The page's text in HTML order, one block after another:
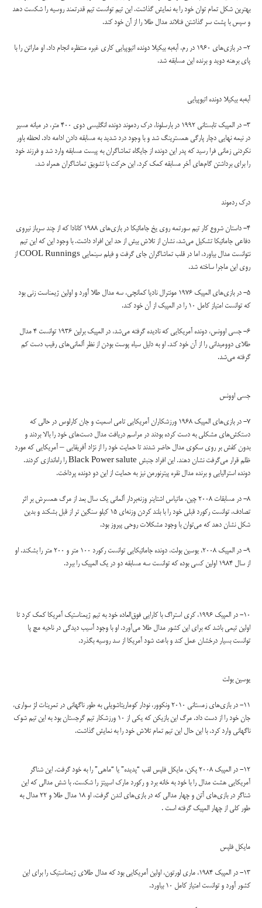
بهترین شکل تمام توان خود را به نمایش گذاشت. این تیم توانست تیم قدرتمند روسیه را شکست دهد
و سپس با پشت سر گذاشتن فنلاند مدال طلا را از آن خود کند.
2- در بازی‌های 1960 در رم، آبه‌به بیکیلا دونده اتیوپیایی کاری غیره منتظره انجام داد. او ماراتن را با
پای برهنه دوید و برنده این مسابقه شد.
آبه‌به بیکیلا دونده اتیوپیایی
3- در المپیک تابستانی 1992 در بارسلونا، درک ردموند دونده انگلیسی دوی 400 متر، در میانه مسیر
در نیمه نهایی دچار پارگی همسترینگ شد و با وجود درد شدید به مسابقه دادن ادامه داد. لحظه باور
نکردنی زمانی فرا رسید که پدر این دونده از جایگاه تماشاگران به پیست مسابقه وارد شد و فرزند خود
را برای برداشتن گام‌های آخر مسابقه کمک کرد. این حرکت با تشویق تماشاگران همراه شد.
درک ردموند
4- داستان شروع کار تیم سورتمه روی یخ جامائیکا در بازی‌های 1988 کانادا که از چند سرباز نیروی
دفاعی جامائیکا تشکیل می‌شد، نشان از تلاش بیش از حد این افراد داشت. با وجود این که این تیم
نتوانست مدال بیاورد، اما در قلب تماشاگران جای گرفت و فیلم سینمایی COOL Runnings از
روی این ماجرا ساخته شد.
5- در بازی‌های المپیک 1976 مونترال نادیا کمانچی، سه مدال طلا آورد و اولین ژیمناست زنی بود
که توانست امتیاز کامل 10 را در المپیک از آن خود کند.
6- جسی اوونس، دونده آمریکایی که نادیده گرفته می‌شد، در المپیک برلین 1936 توانست 4 مدال
طلای دوومیدانی را از آن خود کند. او به دلیل سیاه پوست بودن از نظر آلمانی‌های رقیب دست کم
گرفته می‌شد.
جسی اوونس
7- در بازی‌های المپیک 1968 ورزشکاران آمریکایی تامی اسمیت و جان کارلوس در حالی که
دستکش‌های مشکلی به دست کرده بودند در مراسم دریافت مدال دست‌های خود را بالا بردند و
بدون کفش بر روی سکوی مدال حاضر شدند تا حمایت خود را از نژاد آفریقایی – آمریکایی که مورد
ظلم قرار می‌گرفت نشان دهند. این افراد جنبش Black Power salute را راه‌ا‌ندازی کردند.
دونده استرالیایی و برنده مدال نقره پیترنورمن نیز به حمایت از این دو دونده پرداخت.
8- در مسابقات 2008 چین، ماتیاس اشتاینر وزنه‌بردار آلمانی یک سال بعد از مرگ همسرش بر اثر
تصادف، توانست رکورد قبلی خود را با بلند کردن وزنه‌ای 15 کیلو سنگین تر از قبل بشکند و بدین
شکل نشان دهد که می‌توان با وجود مشکلات روحی پیروز بود.
9- در المپیک 2008، یوسین بولت، دونده جامائیکایی توانست رکورد 100 متر و 200 متر را بشکند. او
از سال 1984 اولین کسی بوده که توانست سه مسابقه دو در یک المپیک را ببرد.
10- در المپیک 1996، کری استراگ با کارایی فوق‌العاده‌ خود به تیم ژیمناستیک آمریکا کمک کرد تا
اولین تیمی باشد که برای این کشور مدال طلا می‌آورد. او با وجود آسیب دیدگی‌ در ناحیه مچ پا
توانست بسیار درخشان عمل کند و باعث شود آمریکا از سد روسیه بگذرد.
یوسین بولت
11- در بازی‌های زمستانی 2010 ونکوور، نودار کوماریتاشویلی به طور ناگهانی در تمرینات لژ سواری،
جان خود را از دست داد. مرگ این بازیکن که یکی از 10 ورزشکار تیم گرجستان بود به این تیم شوک
ناگهانی وارد کرد. با این حال این تیم تمام تلاش خود را به نمایش گذاشت.
12- در المپیک 2008 پکن، مایکل فلپس لقب “پدیده” یا “ماهی” را به خود گرفت. این شناگر
آمریکایی هشت مدال را با خود به خانه برد و رکورد مارک اسپیتز را شکست. با شش مدالی که این
شناگر در بازی‌های آتن و چهار مدالی که در بازی‌های لندن گرفت، او 18 مدال طلا و 22 مدال به
طور کلی از چهار المپیک گرفته است .
مایکل فلپس
13- در المپیک 1984، ماری لورتون، اولین آمریکایی بود که مدال طلای ژیمناستیک را برای این
کشور آورد و توانست امتیاز کامل 10 بیاورد.